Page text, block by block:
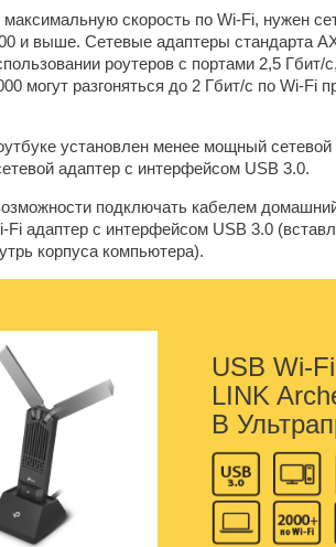
скорость по Wi-Fi, нужен
и выше. Сетевые адаптеры стандарта
роутеров с портами 2,5
могут разгоняться до 2 Гбит/с по Wi-Fi
установлен менее мощный
адаптер с интерфейсом USB 3.0.
подключать кабелем
Fi адаптер с интерфейсом USB 3.0
корпуса компьютера).
USB Wi-
LINK
B